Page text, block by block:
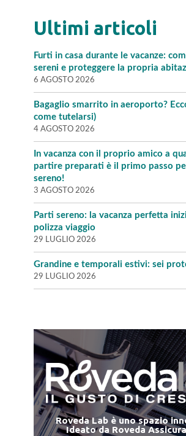
Ultimi articoli
Furti in casa durante le vacanze:
sereni e proteggere la propria
6 AGOSTO 2026
Bagaglio smarrito in aeroporto?
come tutelarsi)
4 AGOSTO 2026
In vacanza con il proprio amico a
partire preparati è il primo passo
sereno!
3 AGOSTO 2026
Parti sereno: la vacanza perfetta
polizza viaggio
29 LUGLIO 2026
Grandine e temporali estivi: sei
29 LUGLIO 2026
Roveda Lab è uno spazio
Ideato da Roveda